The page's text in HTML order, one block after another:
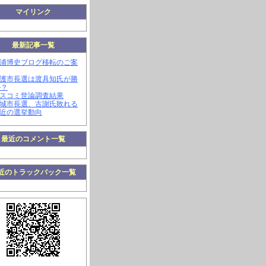
マイリンク
最新記事一覧
博史ブログ移転のご案
市長選は渡具知氏が勝
コミ世論調査結果
市長選、古謝氏敗れる
の選挙動向
最近のコメント一覧
のトラックバック一覧